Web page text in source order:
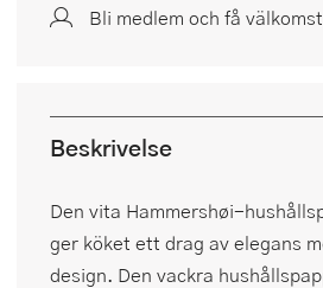
Bli medlem och få
Beskrivelse
Den vita Hammershøi-
ger köket ett drag av elegans
design. Den vackra